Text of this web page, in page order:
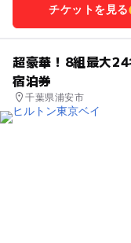
チケットを見る
超豪華！8組最大
宿泊券
千葉県浦安市